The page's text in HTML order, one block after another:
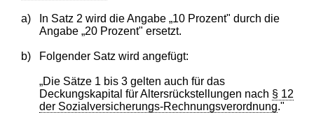
a)
In Satz 2 wird die Angabe „10 Prozent" durch die
Angabe „20 Prozent" ersetzt.
b) Folgender Satz wird angefügt:
„Die Sätze 1 bis 3 gelten auch für das
Deckungskapital für Altersrückstellungen nach § 12
der Sozialversicherungs-Rechnungsverordnung."